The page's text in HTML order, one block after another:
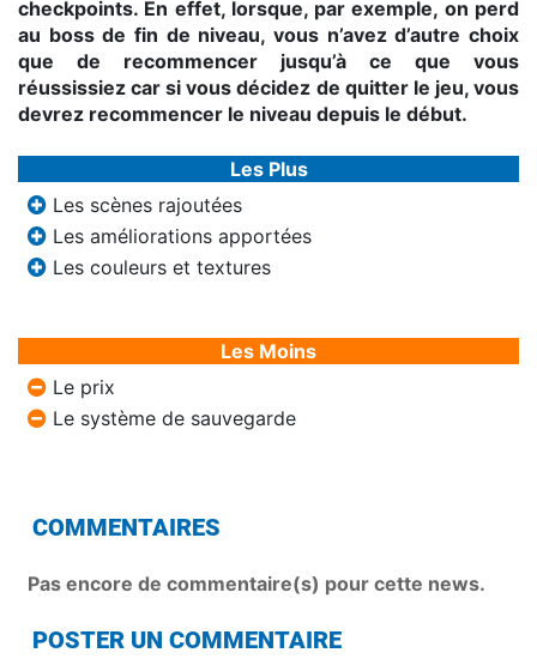
checkpoints. En effet, lorsque, par exemple, on perd
au boss de fin de niveau, vous n’avez d’autre choix
que de recommencer jusqu’à ce que vous
réussissiez car si vous décidez de quitter le jeu, vous
devrez recommencer le niveau depuis le début.
Les Plus
Les scènes rajoutées
Les améliorations apportées
Les couleurs et textures
Les Moins
Le prix
Le système de sauvegarde
COMMENTAIRES
Pas encore de commentaire(s) pour cette news.
POSTER UN COMMENTAIRE